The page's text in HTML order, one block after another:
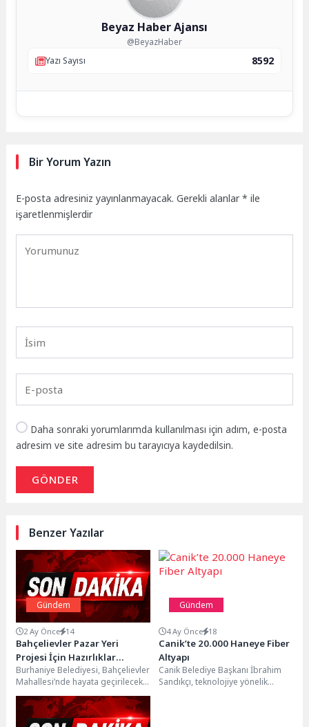
Beyaz Haber Ajansı
@BeyazHaber
Yazı Sayısı
8592
Bir Yorum Yazın
E-posta adresiniz yayınlanmayacak. Gerekli alanlar* ile
işaretlenmişlerdir
Daha sonraki yorumlarımda kullanılması için adım, e-posta
adresim ve site adresim bu tarayıcıya kaydedilsin.
GÖNDER
Benzer Yazılar
Gündem
2 Ay Önce 14
Bahçelievler Pazar Yeri
Projesi İçin Hazırlıklar
Sürüyor
Burhaniye Belediyesi, Bahçelievler
Mahallesi’nde hayata geçirilecek
yeni pazar yeri projesi
kapsamında çalışmalarını
sürdürüyor. Projenin yapım...
Gündem
4 Ay Önce 18
Canik’te 20.000 Haneye Fiber
Altyapı
Canik Belediye Başkanı İbrahim
Sandıkçı, teknolojiye yönelik